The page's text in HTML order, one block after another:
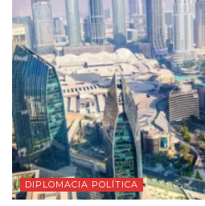
DIPLOMACIA POLÍTICA